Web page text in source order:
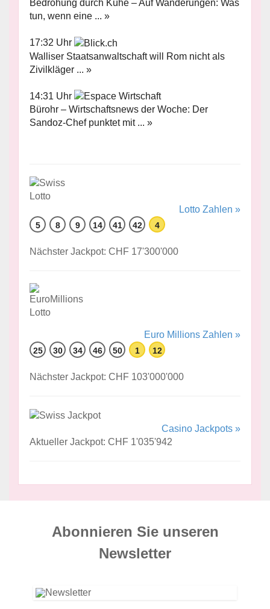
Bedrohung durch Kühe – Auf Wanderungen: Was
tun, wenn eine ... »
17:32 Uhr
Walliser Staatsanwaltschaft will Rom nicht als
Zivilkläger ... »
14:31 Uhr
Bürohr – Wirtschaftsnews der Woche: Der
Sandoz-Chef punktet mit ... »
Lotto Zahlen »
5 8 9 14 41 42 4
Nächster Jackpot: CHF 17'300'000
Euro Millions Zahlen »
25 30 34 46 50 1 12
Nächster Jackpot: CHF 103'000'000
Casino Jackpots »
Aktueller Jackpot: CHF 1'035'942
Abonnieren Sie unseren
News­letter